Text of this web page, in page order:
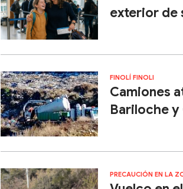
exterior de
FINOLÍ FINOLI
Camiones
Bariloche
PRECAUCIÓN EN LA